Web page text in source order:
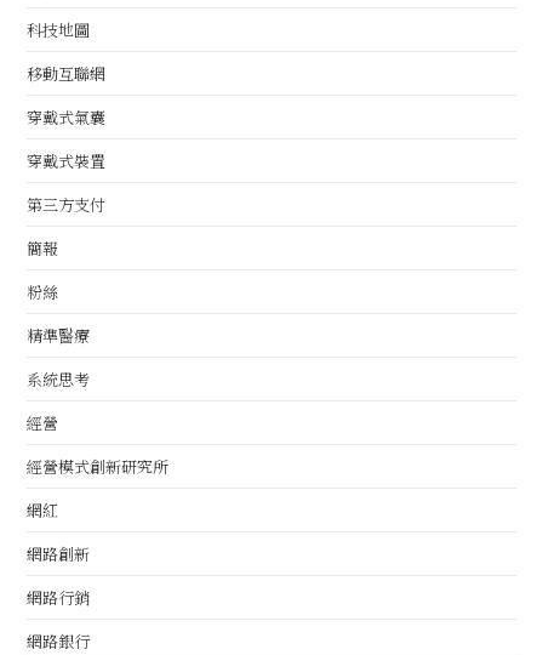
科技地圖
移動互聯網
穿戴式氣囊
穿戴式裝置
第三方支付
簡報
粉絲
精準醫療
系統思考
經營
經營模式創新研究所
網紅
網路創新
網路行銷
網路銀行